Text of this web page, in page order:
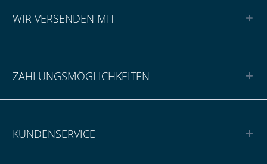
WIR VERSENDEN MIT
ZAHLUNGSMÖGLICHKEITEN
KUNDENSERVICE